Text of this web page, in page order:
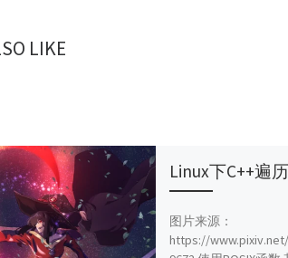
LIKE
Linux下C++遍
图片来源：
https://